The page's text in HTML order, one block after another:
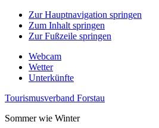
Zur Hauptnavigation springen
Zum Inhalt springen
Zur Fußzeile springen
Webcam
Wetter
Unterkünfte
Tourismusverband Forstau
Sommer wie Winter